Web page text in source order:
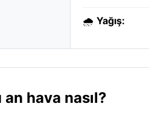
🌧️ Yağış:
hava nasıl?